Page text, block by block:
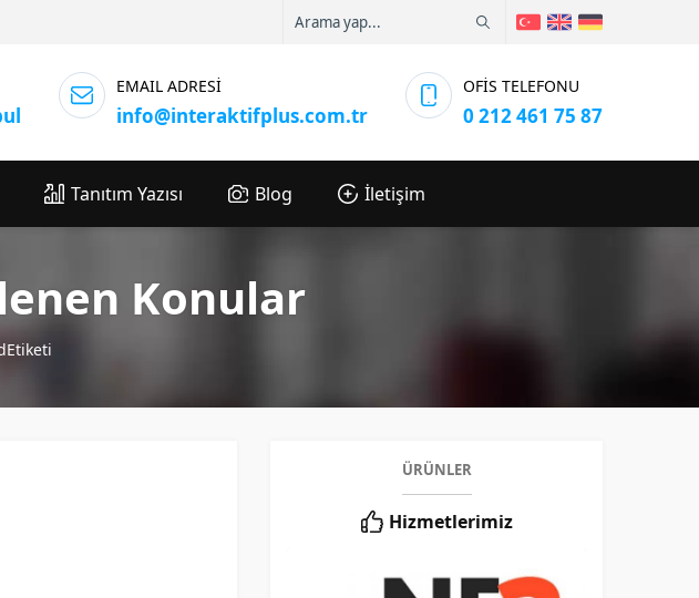
EMAIL ADRESİ
info@interaktifplus.com.tr
OFİS TELEFONU
0 212 461 75 87
Tanıtım Yazısı Blog İletişim
Konular
ÜRÜNLER
Hizmetlerimiz